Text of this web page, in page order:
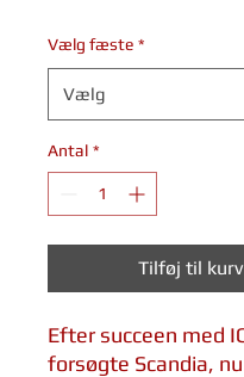
Vælg fæste *
Antal *
Tilføj til kurv
Efter succeen med
forsøgte Scandia,